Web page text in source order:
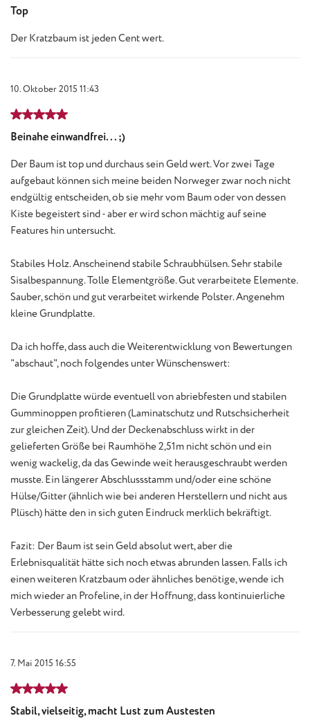
Top
Der Kratzbaum ist jeden Cent wert.
10. Oktober 2015 11:43
Bewertung mit 5 von 5 Sternen
Beinahe einwandfrei... ;)
Der Baum ist top und durchaus sein Geld wert. Vor zwei Tage
aufgebaut können sich meine beiden Norweger zwar noch nicht
endgültig entscheiden, ob sie mehr vom Baum oder von dessen
Kiste begeistert sind - aber er wird schon mächtig auf seine
Features hin untersucht.
Stabiles Holz. Anscheinend stabile Schraubhülsen. Sehr stabile
Sisalbespannung. Tolle Elementgröße. Gut verarbeitete Elemente.
Sauber, schön und gut verarbeitet wirkende Polster. Angenehm
kleine Grundplatte.
Da ich hoffe, dass auch die Weiterentwicklung von Bewertungen
"abschaut", noch folgendes unter Wünschenswert:
Die Grundplatte würde eventuell von abriebfesten und stabilen
Gumminoppen profitieren (Laminatschutz und Rutschsicherheit
zur gleichen Zeit). Und der Deckenabschluss wirkt in der
gelieferten Größe bei Raumhöhe 2,51m nicht schön und ein
wenig wackelig, da das Gewinde weit herausgeschraubt werden
musste. Ein längerer Abschlussstamm und/oder eine schöne
Hülse/Gitter (ähnlich wie bei anderen Herstellern und nicht aus
Plüsch) hätte den in sich guten Eindruck merklich bekräftigt.
Fazit: Der Baum ist sein Geld absolut wert, aber die
Erlebnisqualität hätte sich noch etwas abrunden lassen. Falls ich
einen weiteren Kratzbaum oder ähnliches benötige, wende ich
mich wieder an Profeline, in der Hoffnung, dass kontinuierliche
Verbesserung gelebt wird.
7. Mai 2015 16:55
Bewertung mit 5 von 5 Sternen
Stabil, vielseitig, macht Lust zum Austesten